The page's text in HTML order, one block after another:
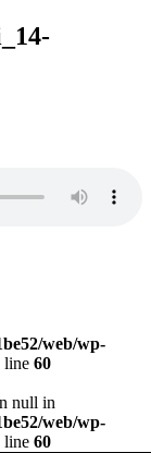
web/wp-
line 60
null in
web/wp-
line 60